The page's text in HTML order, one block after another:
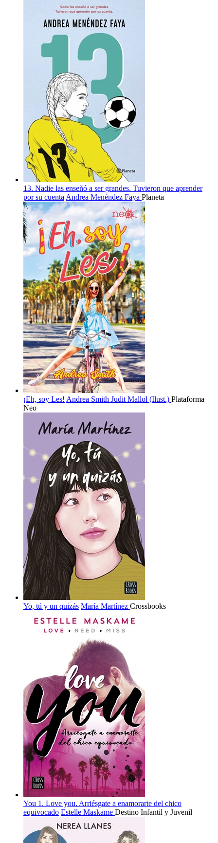
13. Nadie las enseñó a ser grandes. Tuvieron que aprender
por su cuenta Andrea Menéndez Faya Planeta
¡Eh, soy Les! Andrea Smith Judit Mallol (Ilust.) Plataforma
Neo
Yo, tú y un quizás María Martínez Crossbooks
You 1. Love you. Arriésgate a enamorarte del chico
equivocado Estelle Maskame Destino Infantil y Juvenil